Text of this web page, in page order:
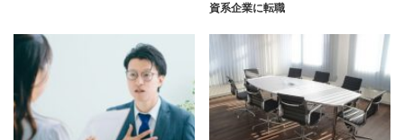
資系企業に転職